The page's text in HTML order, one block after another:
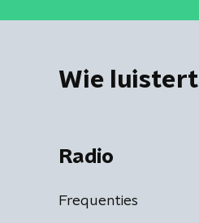
Wie luistert
Radio
Frequenties